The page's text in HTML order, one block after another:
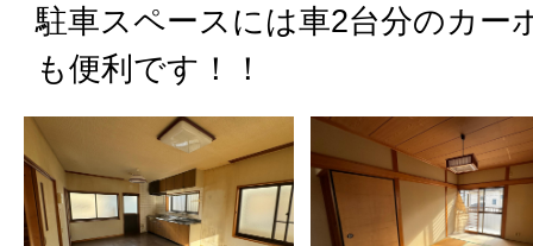
駐車スペースには車2台分のカー
も便利です！！